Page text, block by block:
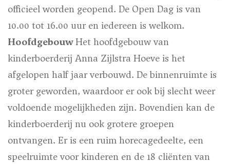
officieel worden geopend. De Open Dag is van
10.00 tot 16.00 uur en iedereen is welkom.
HoofdgebouwHet hoofdgebouw van
kinderboerderij Anna Zijlstra Hoeve is het
afgelopen half jaar verbouwd. De binnenruimte is
groter geworden, waardoor er ook bij slecht weer
voldoende mogelijkheden zijn. Bovendien kan de
kinderboerderij nu ook grotere groepen
ontvangen. Er is een ruim horecagedeelte, een
speelruimte voor kinderen en de 18 cliënten van